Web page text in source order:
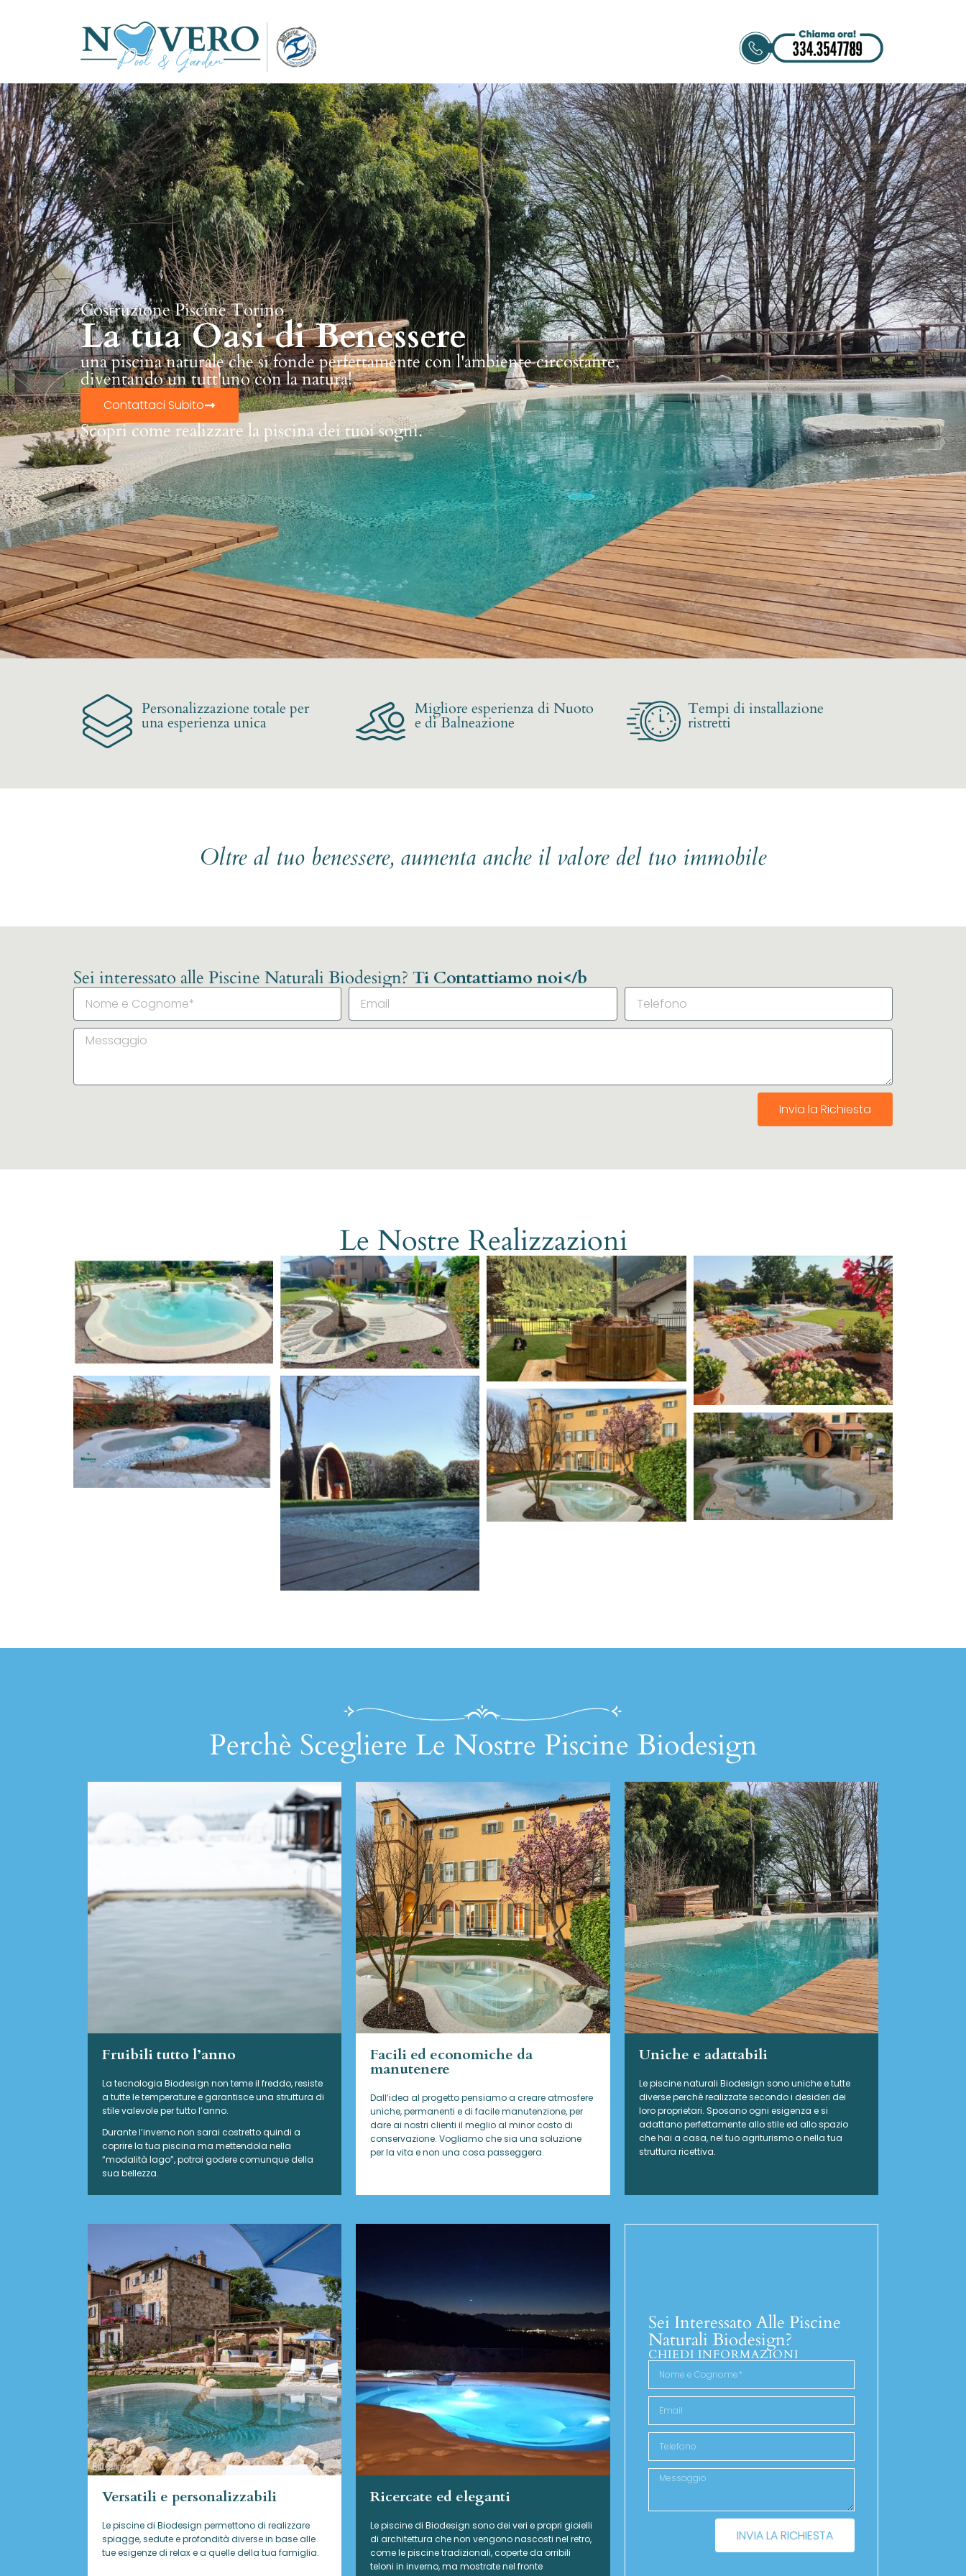
Costruzione Piscine Torino
La tua Oasi di Benessere
una piscina naturale che si fonde perfettamente con l'ambiente circostante,
diventando un tutt'uno con la natura!
Contattaci Subito
Scopri come realizzare la piscina dei tuoi sogni.
Personalizzazione totale per
una esperienza unica
Migliore esperienza di Nuoto
e di Balneazione
Tempi di installazione
ristretti
Oltre al tuo benessere, aumenta anche il valore del tuo immobile
Sei interessato alle Piscine Naturali Biodesign? Ti Contattiamo noi</b
Invia la Richiesta
Le Nostre Realizzazioni
Perchè Scegliere Le Nostre Piscine Biodesign
Fruibili tutto l’anno
La tecnologia Biodesign non teme il freddo, resiste
a tutte le temperature e garantisce una struttura di
stile valevole per tutto l’anno.
Durante l’inverno non sarai costretto quindi a
coprire la tua piscina ma mettendola nella
“modalità lago”, potrai godere comunque della
sua bellezza.
Facili ed economiche da
manutenere
Dall’idea al progetto pensiamo a creare atmosfere
uniche, permanenti e di facile manutenzione, per
dare ai nostri clienti il meglio al minor costo di
conservazione. Vogliamo che sia una soluzione
per la vita e non una cosa passeggera.
Uniche e adattabili
Le piscine naturali Biodesign sono uniche e tutte
diverse perchè realizzate secondo i desideri dei
loro proprietari. Sposano ogni esigenza e si
adattano perfettamente allo stile ed allo spazio
che hai a casa, nel tuo agriturismo o nella tua
struttura ricettiva.
Versatili e personalizzabili
Le piscine di Biodesign permettono di realizzare
spiagge, sedute e profondità diverse in base alle
tue esigenze di relax e a quelle della tua famiglia.
Ricercate ed eleganti
Le piscine di Biodesign sono dei veri e propri gioielli
di architettura che non vengono nascosti nel retro,
come le piscine tradizionali, coperte da orribili
teloni in inverno, ma mostrate nel fronte
Sei Interessato Alle Piscine
Naturali Biodesign?
CHIEDI INFORMAZIONI
INVIA LA RICHIESTA